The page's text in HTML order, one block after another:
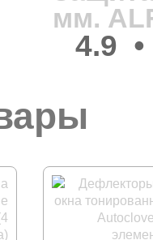
мм.
4.9 •